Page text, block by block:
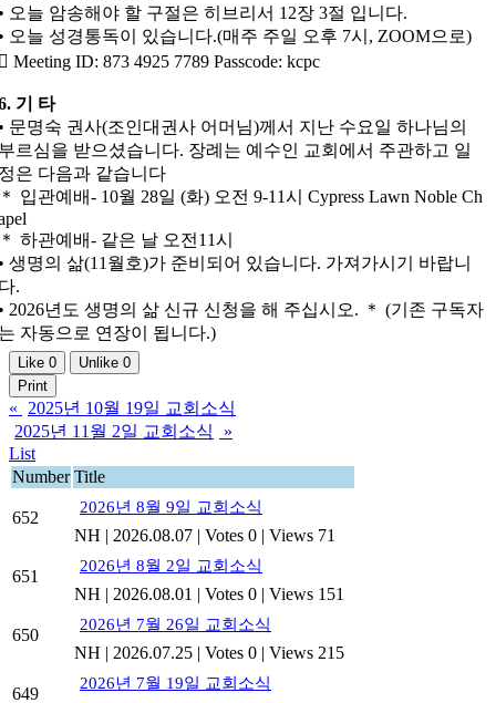
오늘 암송해야 할 구절은 히브리서 12장 3절 입니다.
오늘 성경통독이 있습니다.(매주 주일 오후 7시, ZOOM으로)
Meeting ID: 873 4925 7789 Passcode: kcpc
기 타
문명숙 권사(조인대권사 어머님)께서 지난 수요일 하나님의
르심을 받으셨습니다. 장례는 예수인 교회에서 주관하고 일
은 다음과 같습니다
입관예배- 10월 28일 (화) 오전 9-11시 Cypress Lawn Noble Ch
하관예배- 같은 날 오전11시
생명의 삶(11월호)가 준비되어 있습니다. 가져가시기 바랍니
.
2026년도 생명의 삶 신규 신청을 해 주십시오. ＊ (기존 구독자
자동으로 연장이 됩니다.)
Like 0 Unlike 0
Print
«
2025년 10월 19일 교회소식
2025년 11월 2일 교회소식
»
List
Number Title
652
2026년 8월 9일 교회소식
NH | 2026.08.07 | Votes 0 | Views 71
651
2026년 8월 2일 교회소식
NH | 2026.08.01 | Votes 0 | Views 151
650
2026년 7월 26일 교회소식
NH | 2026.07.25 | Votes 0 | Views 215
649
2026년 7월 19일 교회소식